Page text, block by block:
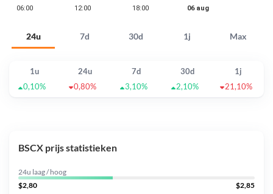
24u 7d 30d 1j Max
1u 24u 7d 30d
1j
0,10%
0,80% 3,10% 2,10% 21,10%
BSCX prijs statistieken
24u laag / hoog
$2,80
$2,85